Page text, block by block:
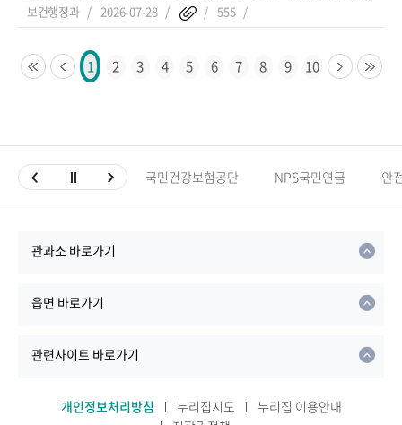
보건행정과 2026-07-28 555
1 2 3 4 5 6 7 8 9 10
국민건강보험공단 NPS국민연금 안
관과소 바로가기
읍면 바로가기
관련사이트 바로가기
개인정보처리방침 누리집지도
누리집 이용안내